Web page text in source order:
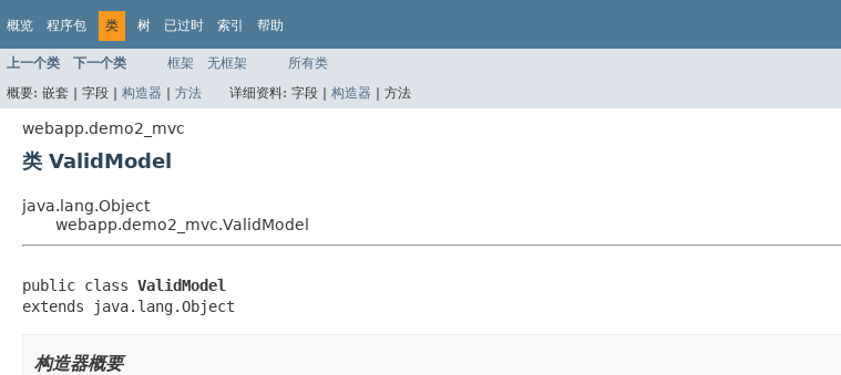
概览 程序包 类 树 已过时 索引 帮助
上一个类 下一个类 框架 无框架
所有类
概要: 嵌套 | 字段 | 构造器 | 方法 详细资料: 字段 | 构造器 | 方法
webapp.demo2_mvc
类 ValidModel
java.lang.Object
webapp.demo2_mvc.ValidModel
public class ValidModel
extends java.lang.Object
构造器概要